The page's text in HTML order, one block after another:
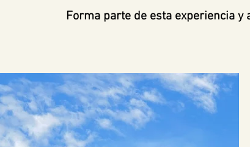
Forma parte de esta experiencia y